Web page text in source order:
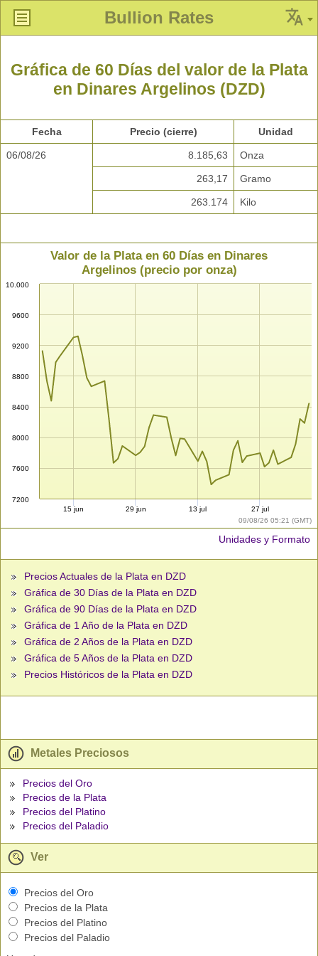
Bullion Rates
Gráfica de 60 Días del valor de la Plata
en Dinares Argelinos (DZD)
Fecha Precio (cierre) Unidad
06/08/26 8.185,63 Onza
263,17 Gramo
263.174 Kilo
09/08/26 05:21 (GMT)
Valor de la Plata en 60 Días en Dinares
Argelinos (precio por onza)
7200
7600
8000
8400
8800
9200
9600
10.000
15 jun 29 jun 13 jul 27 jul
Unidades y Formato
Precios Actuales de la Plata en DZD
Gráfica de 30 Días de la Plata en DZD
Gráfica de 90 Días de la Plata en DZD
Gráfica de 1 Año de la Plata en DZD
Gráfica de 2 Años de la Plata en DZD
Gráfica de 5 Años de la Plata en DZD
Precios Históricos de la Plata en DZD
Metales Preciosos
Precios del Oro
Precios de la Plata
Precios del Platino
Precios del Paladio
Ver
Precios del Oro
Precios de la Plata
Precios del Platino
Precios del Paladio